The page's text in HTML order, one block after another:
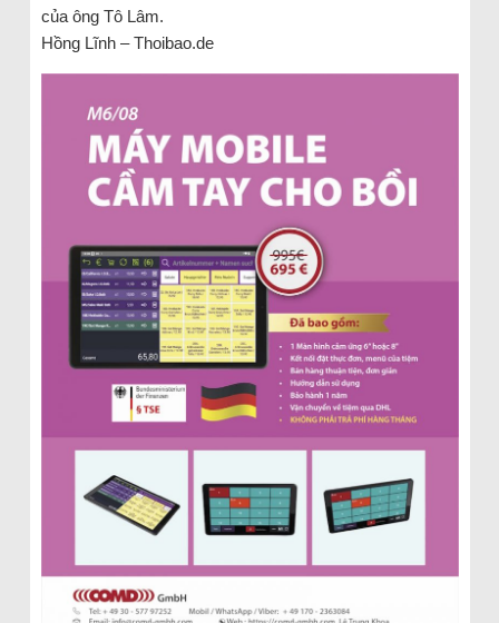
của ông Tô Lâm.
Hồng Lĩnh – Thoibao.de